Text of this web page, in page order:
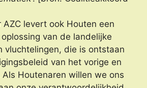
AZC levert ook Houten een
van de landelijke
vluchtelingen, die is ontstaan
van het vorige en
Houtenaren willen we ons